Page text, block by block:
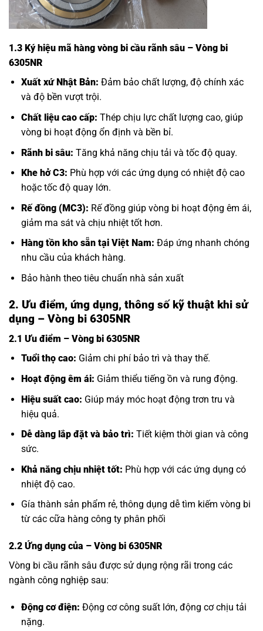
1.3 Ký hiệu mã hàng vòng bi cầu rãnh sâu – Vòng bi
6305NR
Xuất xứ Nhật Bản: Đảm bảo chất lượng, độ chính xác
và độ bền vượt trội.
Chất liệu cao cấp: Thép chịu lực chất lượng cao, giúp
vòng bi hoạt động ổn định và bền bỉ.
Rãnh bi sâu: Tăng khả năng chịu tải và tốc độ quay.
Khe hở C3: Phù hợp với các ứng dụng có nhiệt độ cao
hoặc tốc độ quay lớn.
Rế đồng (MC3): Rế đồng giúp vòng bi hoạt động êm ái,
giảm ma sát và chịu nhiệt tốt hơn.
Hàng tồn kho sẵn tại Việt Nam: Đáp ứng nhanh chóng
nhu cầu của khách hàng.
Bảo hành theo tiêu chuẩn nhà sản xuất
2. Ưu điểm, ứng dụng, thông số kỹ thuật khi sử
dụng – Vòng bi 6305NR
2.1 Ưu điểm – Vòng bi 6305NR
Tuổi thọ cao: Giảm chi phí bảo trì và thay thế.
Hoạt động êm ái: Giảm thiểu tiếng ồn và rung động.
Hiệu suất cao: Giúp máy móc hoạt động trơn tru và
hiệu quả.
Dễ dàng lắp đặt và bảo trì: Tiết kiệm thời gian và công
sức.
Khả năng chịu nhiệt tốt: Phù hợp với các ứng dụng có
nhiệt độ cao.
Gía thành sản phẩm rẻ, thông dụng dễ tìm kiếm vòng bi
từ các cữa hàng công ty phân phối
2.2 Ứng dụng của – Vòng bi 6305NR
Vòng bi cầu rãnh sâu được sử dụng rộng rãi trong các
ngành công nghiệp sau:
Động cơ điện: Động cơ công suất lớn, động cơ chịu tải
nặng.